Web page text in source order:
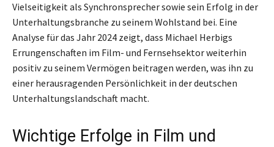
Vielseitigkeit als Synchronsprecher sowie sein Erfolg in der
Unterhaltungsbranche zu seinem Wohlstand bei. Eine
Analyse für das Jahr 2024 zeigt, dass Michael Herbigs
Errungenschaften im Film- und Fernsehsektor weiterhin
positiv zu seinem Vermögen beitragen werden, was ihn zu
einer herausragenden Persönlichkeit in der deutschen
Unterhaltungslandschaft macht.
Wichtige Erfolge in Film und